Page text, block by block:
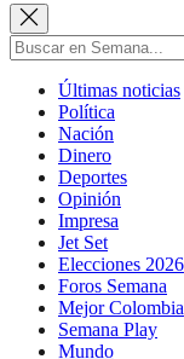
Últimas noticias
Política
Nación
Dinero
Deportes
Opinión
Impresa
Jet Set
Elecciones 2026
Foros Semana
Mejor Colombia
Semana Play
Mundo